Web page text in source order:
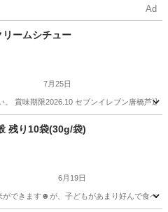
Ad
ームシチュー
7月25日
。 賞味期限2026.10 セブンイレブン唐橋芦辺
イレブン
残り10袋(30g/袋)
6月19日
できます☻が、子どもがあまり好んで食べ